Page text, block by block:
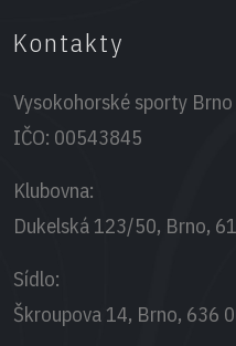
Kontakty
Vysokohorské sporty Brno
IČO: 00543845
Klubovna:
Dukelská 123/50, Brno,
Sídlo:
Škroupova 14, Brno, 636